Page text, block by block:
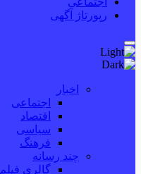
رپورتاژ آگهی
اخبار
اجتماعی
اقتصاد
سیاسی
فرهنگ
چند رسانه
گالری فیلم